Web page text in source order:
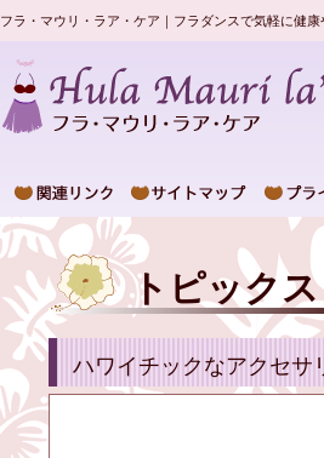
フラ・マウリ・ラア・ケア｜フラダンスで気軽に健
トピックス
ハワイチックなアクセサ